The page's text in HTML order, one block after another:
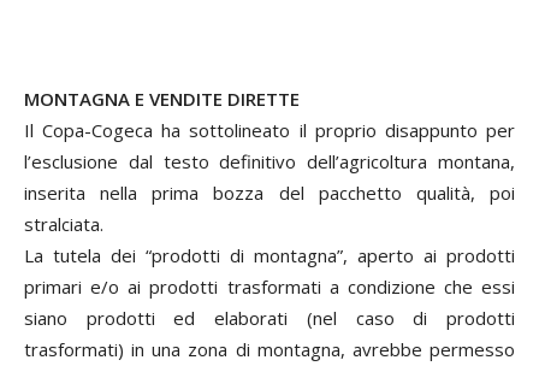
MONTAGNA E VENDITE DIRETTE
Il Copa-Cogeca ha sottolineato il proprio disappunto per
l’esclusione dal testo definitivo dell’agricoltura montana,
inserita nella prima bozza del pacchetto qualità, poi
stralciata.
La tutela dei “prodotti di montagna”, aperto ai prodotti
primari e/o ai prodotti trasformati a condizione che essi
siano prodotti ed elaborati (nel caso di prodotti
trasformati) in una zona di montagna, avrebbe permesso